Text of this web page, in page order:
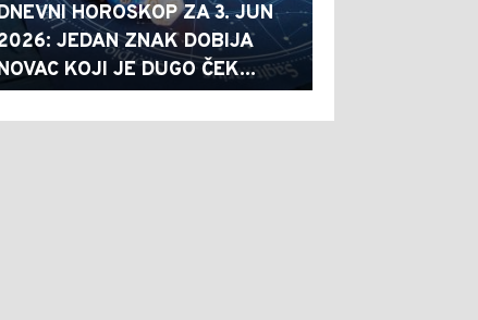
HOROSKOP ZA 3. JUN
JEDAN ZNAK DOBIJA
KOJI JE DUGO ČEK...